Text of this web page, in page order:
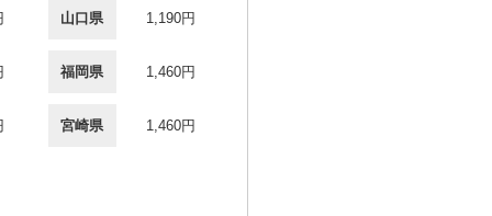
山口県 1,190円
福岡県 1,460円
宮崎県 1,460円